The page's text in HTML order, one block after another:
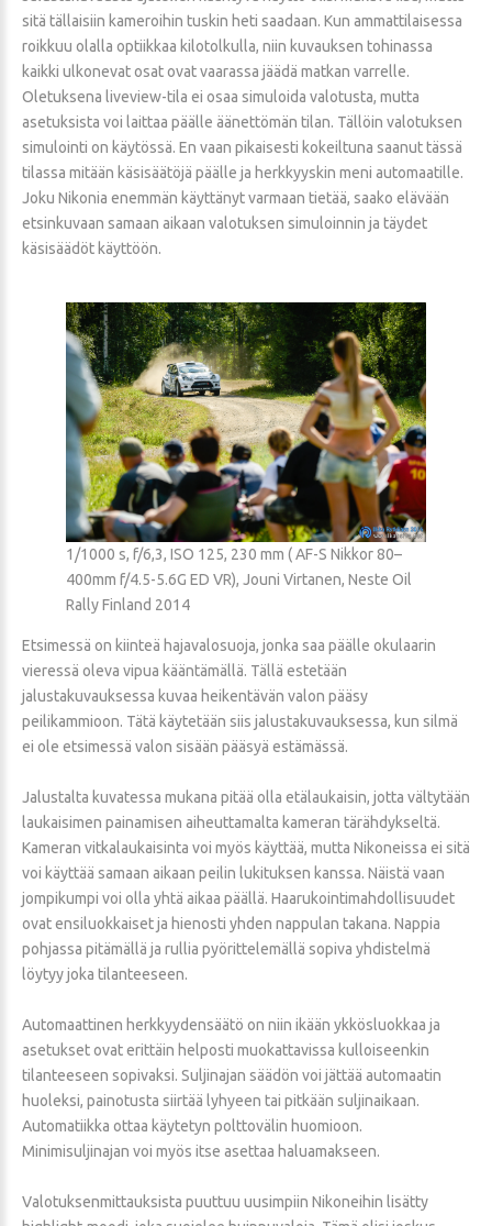
sitä tällaisiin kameroihin tuskin heti saadaan. Kun ammattilaisessa
roikkuu olalla optiikkaa kilotolkulla, niin kuvauksen tohinassa
kaikki ulkonevat osat ovat vaarassa jäädä matkan varrelle.
Oletuksena liveview-tila ei osaa simuloida valotusta, mutta
asetuksista voi laittaa päälle äänettömän tilan. Tällöin valotuksen
simulointi on käytössä. En vaan pikaisesti kokeiltuna saanut tässä
tilassa mitään käsisäätöjä päälle ja herkkyyskin meni automaatille.
Joku Nikonia enemmän käyttänyt varmaan tietää, saako elävään
etsinkuvaan samaan aikaan valotuksen simuloinnin ja täydet
käsisäädöt käyttöön.
1/1000 s, f/6,3, ISO 125, 230 mm ( AF-S Nikkor 80–
400mm f/4.5-5.6G ED VR), Jouni Virtanen, Neste Oil
Rally Finland 2014
Etsimessä on kiinteä hajavalosuoja, jonka saa päälle okulaarin
vieressä oleva vipua kääntämällä. Tällä estetään
jalustakuvauksessa kuvaa heikentävän valon pääsy
peilikammioon. Tätä käytetään siis jalustakuvauksessa, kun silmä
ei ole etsimessä valon sisään pääsyä estämässä.
Jalustalta kuvatessa mukana pitää olla etälaukaisin, jotta vältytään
laukaisimen painamisen aiheuttamalta kameran tärähdykseltä.
Kameran vitkalaukaisinta voi myös käyttää, mutta Nikoneissa ei sitä
voi käyttää samaan aikaan peilin lukituksen kanssa. Näistä vaan
jompikumpi voi olla yhtä aikaa päällä. Haarukointimahdollisuudet
ovat ensiluokkaiset ja hienosti yhden nappulan takana. Nappia
pohjassa pitämällä ja rullia pyörittelemällä sopiva yhdistelmä
löytyy joka tilanteeseen.
Automaattinen herkkyydensäätö on niin ikään ykkösluokkaa ja
asetukset ovat erittäin helposti muokattavissa kulloiseenkin
tilanteeseen sopivaksi. Suljinajan säädön voi jättää automaatin
huoleksi, painotusta siirtää lyhyeen tai pitkään suljinaikaan.
Automatiikka ottaa käytetyn polttovälin huomioon.
Minimisuljinajan voi myös itse asettaa haluamakseen.
Valotuksenmittauksista puuttuu uusimpiin Nikoneihin lisätty